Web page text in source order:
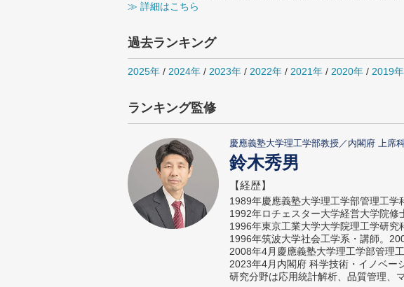
≫ 詳細はこちら
過去ランキング
2025年 / 2024年 / 2023年 / 2022年 / 2021年 / 2020年 / 2019年
ランキング監修
慶應義塾大学理工学部教授／内閣府 上席
鈴木秀男
【経歴】
1989年慶應義塾大学理工学部管理工学
1992年ロチェスター大学経営大学院修
1996年東京工業大学大学院理工学研究
1996年筑波大学社会工学系・講師。
2008年4月慶應義塾大学理工学部管理
2023年4月内閣府 科学技術・イノベー
研究分野は応用統計解析、品質管理、